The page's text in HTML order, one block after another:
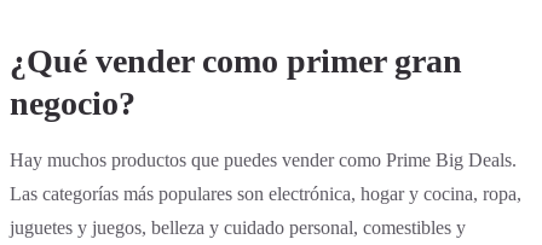
¿Qué vender como primer gran
negocio?
Hay muchos productos que puedes vender como Prime Big Deals.
Las categorías más populares son electrónica, hogar y cocina, ropa,
juguetes y juegos, belleza y cuidado personal, comestibles y